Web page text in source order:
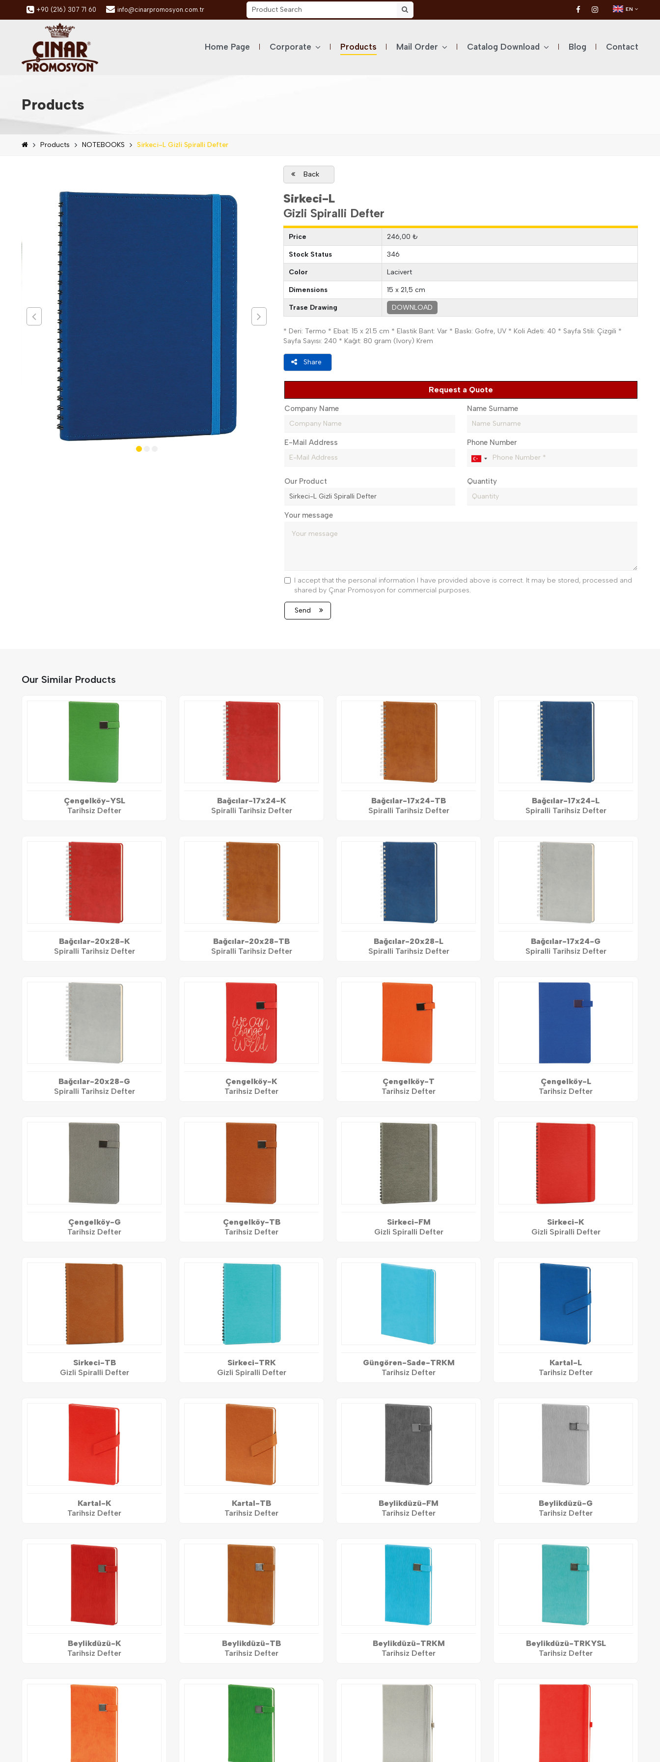
+90 (216) 307 71 60 info@cinarpromosyon.com.tr EN
Home Page Corporate Products Mail Order Catalog Download Blog Contact
Products
Products NOTEBOOKS Sirkeci-L Gizli Spiralli Defter
Back
Sirkeci-L
Gizli Spiralli Defter
Price 246,00 ₺
Stock Status 346
Color Lacivert
Dimensions 15 x 21,5 cm
Trase Drawing DOWNLOAD
* Deri: Termo * Ebat: 15 x 21.5 cm * Elastik Bant: Var * Baskı: Gofre, UV * Koli Adeti: 40 * Sayfa Stili: Çizgili *
Sayfa Sayısı: 240 * Kağıt: 80 gram (Ivory) Krem
Share
Request a Quote
Company Name Name Surname
E-Mail Address Phone Number
Our Product Quantity
Your message
I accept that the personal information I have provided above is correct. It may be stored, processed and
shared by Çınar Promosyon for commercial purposes.
Send
Our Similar Products
Çengelköy-YSL
Tarihsiz Defter
Bağcılar-17x24-K
Spiralli Tarihsiz Defter
Bağcılar-17x24-TB
Spiralli Tarihsiz Defter
Bağcılar-17x24-L
Spiralli Tarihsiz Defter
Bağcılar-20x28-K
Spiralli Tarihsiz Defter
Bağcılar-20x28-TB
Spiralli Tarihsiz Defter
Bağcılar-20x28-L
Spiralli Tarihsiz Defter
Bağcılar-17x24-G
Spiralli Tarihsiz Defter
Bağcılar-20x28-G
Spiralli Tarihsiz Defter
Çengelköy-K
Tarihsiz Defter
Çengelköy-T
Tarihsiz Defter
Çengelköy-L
Tarihsiz Defter
Çengelköy-G
Tarihsiz Defter
Çengelköy-TB
Tarihsiz Defter
Sirkeci-FM
Gizli Spiralli Defter
Sirkeci-K
Gizli Spiralli Defter
Sirkeci-TB
Gizli Spiralli Defter
Sirkeci-TRK
Gizli Spiralli Defter
Güngören-Sade-TRKM
Tarihsiz Defter
Kartal-L
Tarihsiz Defter
Kartal-K
Tarihsiz Defter
Kartal-TB
Tarihsiz Defter
Beylikdüzü-FM
Tarihsiz Defter
Beylikdüzü-G
Tarihsiz Defter
Beylikdüzü-K
Tarihsiz Defter
Beylikdüzü-TB
Tarihsiz Defter
Beylikdüzü-TRKM
Tarihsiz Defter
Beylikdüzü-TRKYSL
Tarihsiz Defter